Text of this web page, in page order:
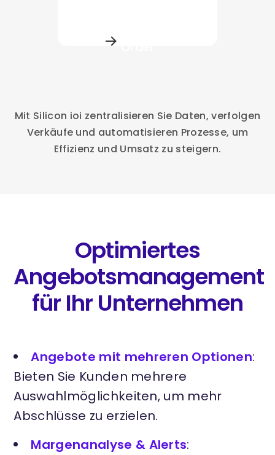
Mit Silicon ioi zentralisieren Sie Daten, verfolgen
Verkäufe und automatisieren Prozesse, um
Effizienz und Umsatz zu steigern.
Optimiertes
Angebotsmanagement
für Ihr Unternehmen
Angebote mit mehreren Optionen:
Bieten Sie Kunden mehrere
Auswahlmöglichkeiten, um mehr
Abschlüsse zu erzielen.
Margenanalyse & Alerts: